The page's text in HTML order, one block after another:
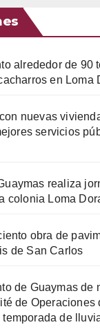
alrededor de 90
en Loma
nuevas
servicios
realiza
colonia Loma
obra de
de San Carlos
de Guaymas de
de Operaciones
de